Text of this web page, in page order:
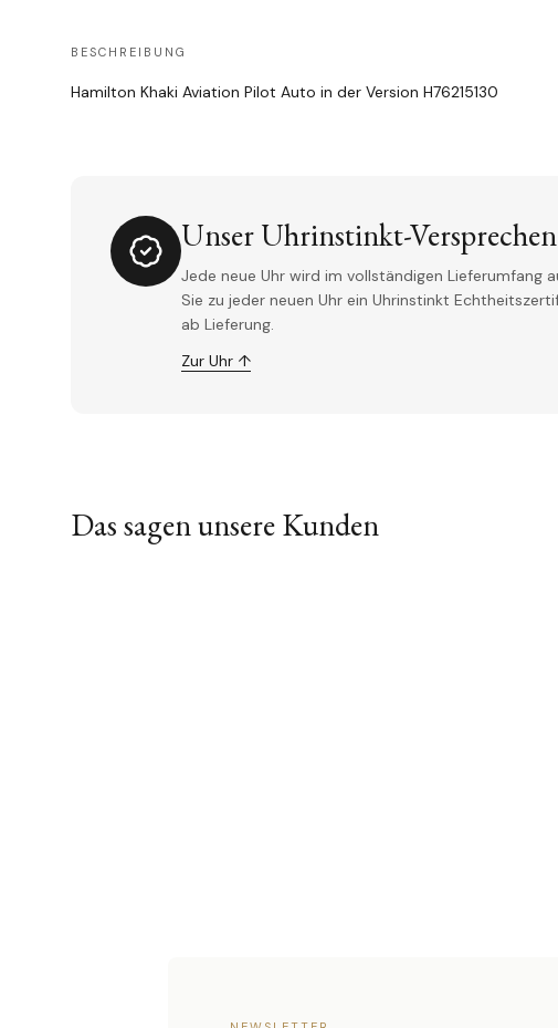
BESCHREIBUNG
Hamilton Khaki Aviation Pilot Auto in der Version H76215130
Unser Uhrinstinkt-
Jede neue Uhr wird im vollständigen Lieferumfang
Sie zu jeder neuen Uhr ein Uhrinstinkt
ab Lieferung.
Zur Uhr ↑
Das sagen unsere Kunden